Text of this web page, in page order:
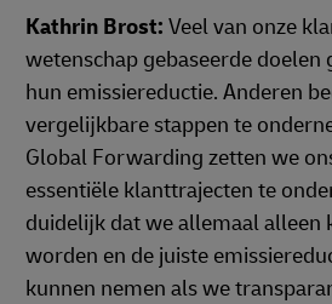
Kathrin Brost: Veel van onze
wetenschap gebaseerde doelen
hun emissiereductie. Anderen
vergelijkbare stappen te
Global Forwarding zetten we
essentiële klanttrajecten te
duidelijk dat we allemaal alleen
worden en de juiste
kunnen nemen als we